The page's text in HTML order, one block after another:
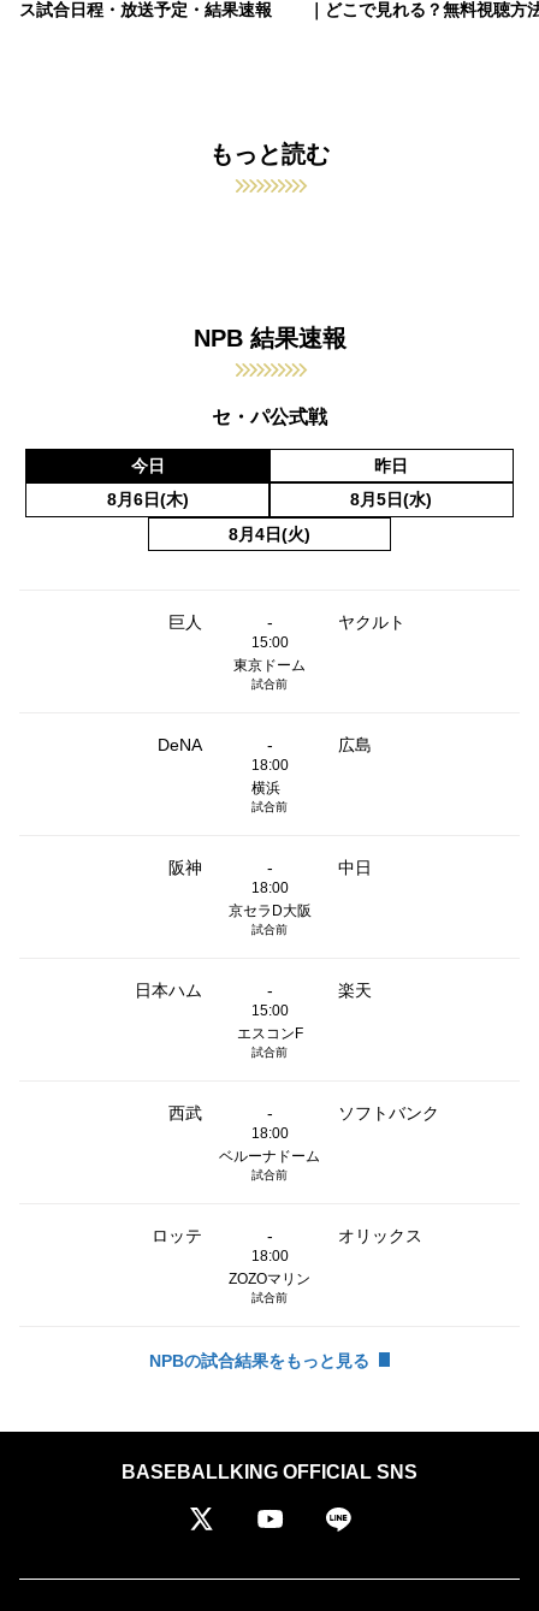
ス試合日程・放送予定・結果速報 ｜どこで見れる？無料視聴方
もっと読む
NPB 結果速報
セ・パ公式戦
今日
昨日
8月6日(木)
8月5日(水)
8月4日(火)
巨人 - ヤクルト
15:00
東京ドーム
試合前
DeNA - 広島
18:00
横浜
試合前
阪神 - 中日
18:00
京セラD大阪
試合前
日本ハム - 楽天
15:00
エスコンF
試合前
西武 - ソフトバンク
18:00
ベルーナドーム
試合前
ロッテ - オリックス
18:00
ZOZOマリン
試合前
NPBの試合結果をもっと見る
BASEBALLKING OFFICIAL SNS